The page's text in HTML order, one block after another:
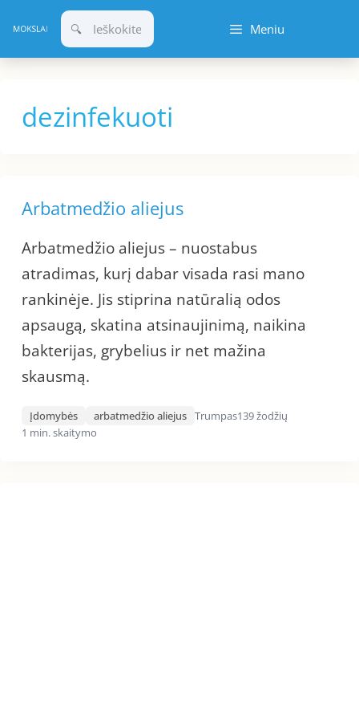
prie
turinio
Meniu
dezinfekuoti
Arbatmedžio aliejus
Arbatmedžio aliejus – nuostabus
atradimas, kurį dabar visada rasi mano
rankinėje. Jis stiprina natūralią odos
apsaugą, skatina atsinaujinimą, naikina
bakterijas, grybelius ir net mažina
skausmą.
Įdomybės arbatmedžio aliejus Trumpas139 žodžių
1 min. skaitymo